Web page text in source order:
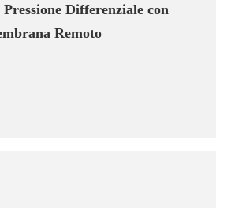
Differenziale con
Remoto